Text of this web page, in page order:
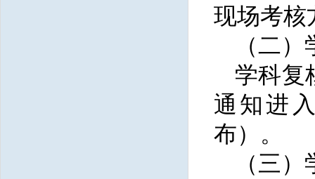
现场考核
（二
学科复
通知进
布） 。
（三